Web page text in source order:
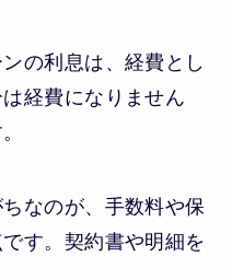
の利息は、経費とし
経費になりません
なのが、手数料や保
す。契約書や明細を